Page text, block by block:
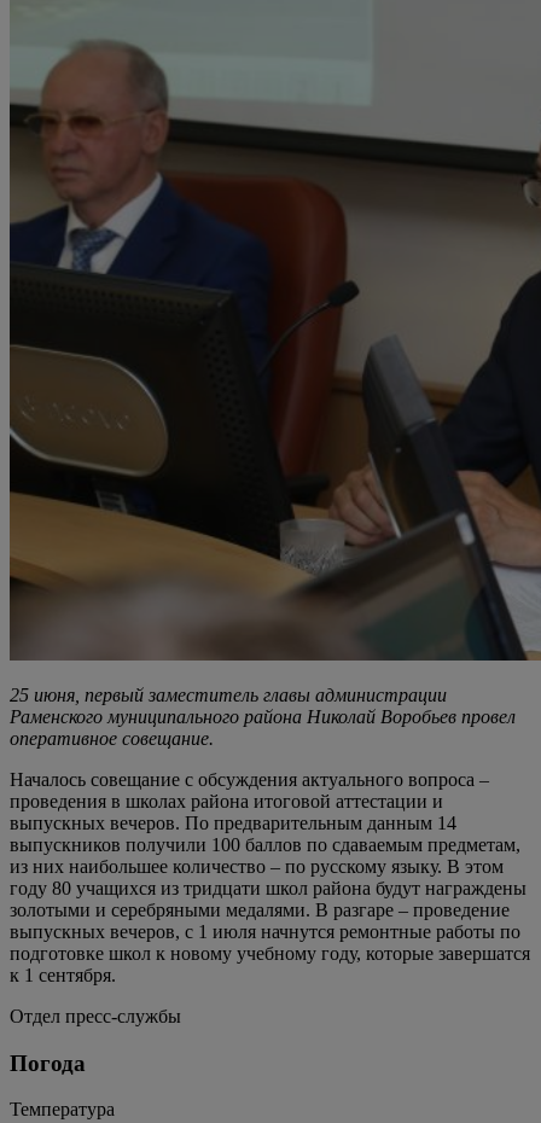
25 июня, первый заместитель главы администрации
Раменского муниципального района Николай Воробьев провел
оперативное совещание.
Началось совещание с обсуждения актуального вопроса –
проведения в школах района итоговой аттестации и
выпускных вечеров. По предварительным данным 14
выпускников получили 100 баллов по сдаваемым предметам,
из них наибольшее количество – по русскому языку. В этом
году 80 учащихся из тридцати школ района будут награждены
золотыми и серебряными медалями. В разгаре – проведение
выпускных вечеров, с 1 июля начнутся ремонтные работы по
подготовке школ к новому учебному году, которые завершатся
к 1 сентября.
Отдел пресс-службы
Погода
Температура